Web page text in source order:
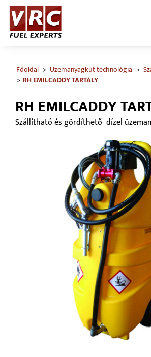
Főoldal Üzemanyagkút technológia
RH EMILCADDY TARTÁLY
RH EMILCADDY
Szállítható és gördíthető dízel